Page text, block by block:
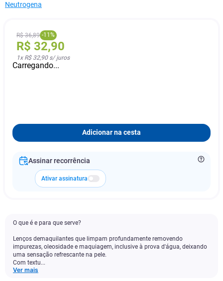
Neutrogena
R$ 36,89 -11 %
R$ 32,90
1x R$ 32,90s/ juros
Carregando...
Adicionar na cesta
Assinar recorrência
Ativar assinatura
O que é e para que serve?
Lenços demaquilantes que limpam profundamente removendo
impurezas, oleosidade e maquiagem, inclusive à prova d'água, deixando
uma sensação refrescante na pele.
Com textu...
Ver mais